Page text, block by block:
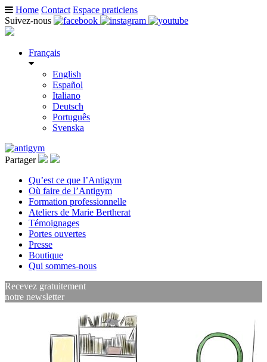
Home Contact Espace praticiens
Suivez-nous
Français
English
Español
Italiano
Deutsch
Português
Svenska
Partager
Qu’est ce que l’Antigym
Où faire de l’Antigym
Formation professionnelle
Ateliers de Marie Bertherat
Témoignages
Portes ouvertes
Presse
Boutique
Qui sommes-nous
Recevez gratuitement
notre newsletter